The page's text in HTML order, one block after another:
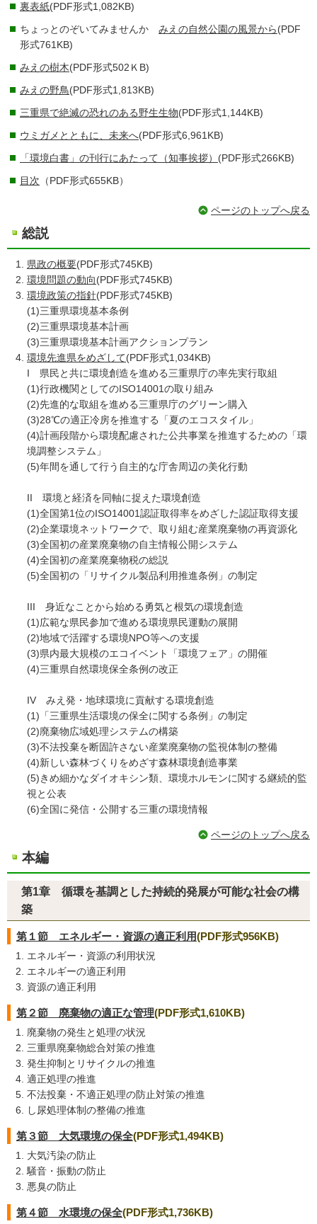
裏表紙(PDF形式1,082KB)
ちょっとのぞいてみませんか みえの自然公園の風景から(PDF
形式761KB)
みえの樹木(PDF形式502ＫB)
みえの野鳥(PDF形式1,813KB)
三重県で絶滅の恐れのある野生生物(PDF形式1,144KB)
ウミガメとともに、未来へ(PDF形式6,961KB)
「環境白書」の刊行にあたって（知事挨拶） (PDF形式266KB)
目次 （PDF形式655KB）
ページのトップへ戻る
総説
県政の概要(PDF形式745KB)
環境問題の動向(PDF形式745KB)
環境政策の指針(PDF形式745KB)
(1)三重県環境基本条例
(2)三重県環境基本計画
(3)三重県環境基本計画アクションプラン
環境先進県をめざして(PDF形式1,034KB)
I 県民と共に環境創造を進める三重県庁の率先実行取組
(1)行政機関としてのISO14001の取り組み
(2)先進的な取組を進める三重県庁のグリーン購入
(3)28℃の適正冷房を推進する「夏のエコスタイル」
(4)計画段階から環境配慮された公共事業を推進するための「環
境調整システム」
(5)年間を通して行う自主的な庁舎周辺の美化行動
II 環境と経済を同軸に捉えた環境創造
(1)全国第1位のISO14001認証取得率をめざした認証取得支援
(2)企業環境ネットワークで、取り組む産業廃棄物の再資源化
(3)全国初の産業廃棄物の自主情報公開システム
(4)全国初の産業廃棄物税の総説
(5)全国初の「リサイクル製品利用推進条例」の制定
III 身近なことから始める勇気と根気の環境創造
(1)広範な県民参加で進める環境県民運動の展開
(2)地域で活躍する環境NPO等への支援
(3)県内最大規模のエコイベント「環境フェア」の開催
(4)三重県自然環境保全条例の改正
IV みえ発・地球環境に貢献する環境創造
(1)「三重県生活環境の保全に関する条例」の制定
(2)廃棄物広域処理システムの構築
(3)不法投棄を断固許さない産業廃棄物の監視体制の整備
(4)新しい森林づくりをめざす森林環境創造事業
(5)きめ細かなダイオキシン類、環境ホルモンに関する継続的監
視と公表
(6)全国に発信・公開する三重の環境情報
ページのトップへ戻る
本編
第1章 循環を基調とした持続的発展が可能な社会の構
築
第１節 エネルギー・資源の適正利用(PDF形式956KB)
エネルギー・資源の利用状況
エネルギーの適正利用
資源の適正利用
第２節 廃棄物の適正な管理(PDF形式1,610KB)
廃棄物の発生と処理の状況
三重県廃棄物総合対策の推進
発生抑制とリサイクルの推進
適正処理の推進
不法投棄・不適正処理の防止対策の推進
し尿処理体制の整備の推進
第３節 大気環境の保全(PDF形式1,494KB)
大気汚染の防止
騒音・振動の防止
悪臭の防止
第４節 水環境の保全(PDF形式1,736KB)